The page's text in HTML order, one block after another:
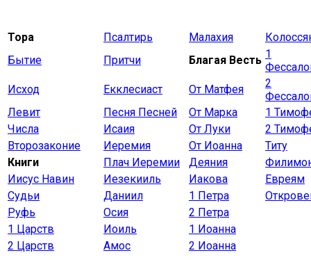
Тора Псалтирь Малахия
Бытие
Притчи Благая Весть 1
Исход
Екклесиаст От Матфея
2
Левит
Песня Песней От Марка
1
Числа
Исаия От Луки
2
Второзаконие
Иеремия От Иоанна
Титу
Книги
Плач Иеремии Деяния
Иисус Навин
Иезекииль Иакова
Евреям
Судьи
Даниил 1 Петра
Руфь
Осия
2 Петра
1 Царств
Иоиль
1 Иоанна
2 Царств
Амос 2 Иоанна